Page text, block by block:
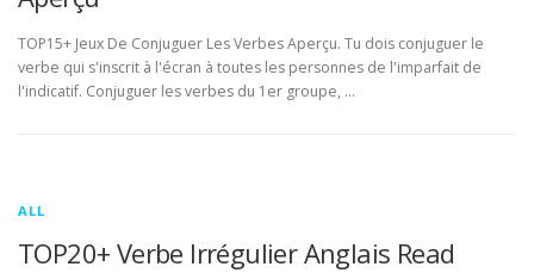
TOP15+ Jeux De Conjuguer Les Verbes Aperçu. Tu dois conjuguer le
verbe qui s'inscrit à l'écran à toutes les personnes de l'imparfait de
l'indicatif. Conjuguer les verbes du 1er groupe, …
ALL
TOP20+ Verbe Irrégulier Anglais Read